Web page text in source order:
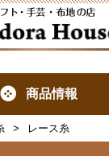
商品情報
レース糸